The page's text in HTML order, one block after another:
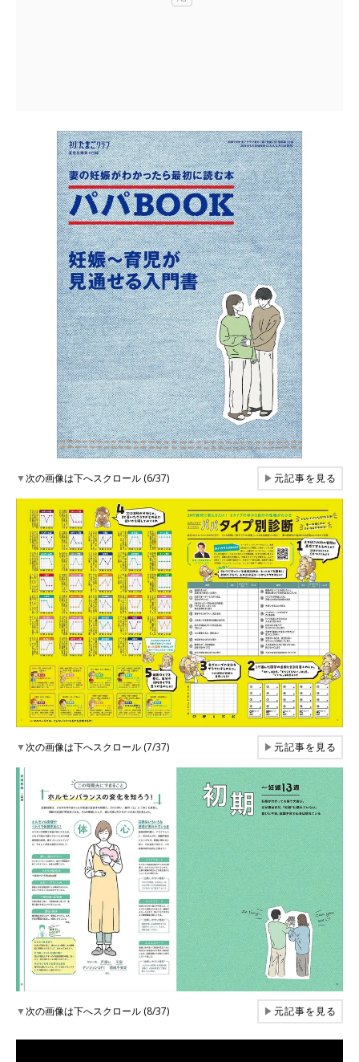
▼次の画像は下へスクロール (6/37) ▶元記事を見る
▼次の画像は下へスクロール (7/37) ▶元記事を見る
▼次の画像は下へスクロール (8/37) ▶元記事を見る